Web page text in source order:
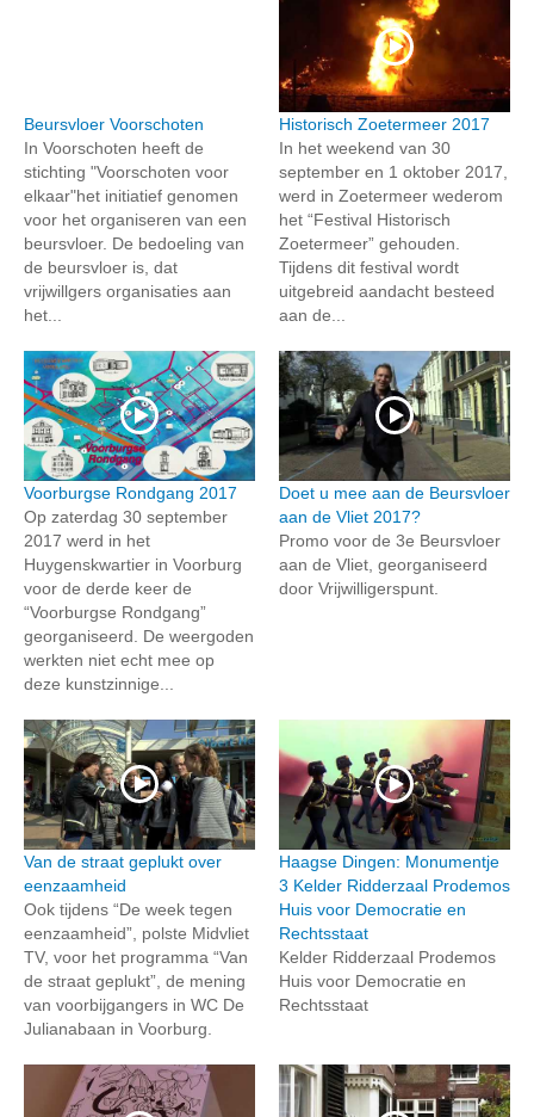
Beursvloer Voorschoten
In Voorschoten heeft de
stichting "Voorschoten voor
elkaar"het initiatief genomen
voor het organiseren van een
beursvloer. De bedoeling van
de beursvloer is, dat
vrijwillgers organisaties aan
het...
Historisch Zoetermeer 2017
In het weekend van 30
september en 1 oktober 2017,
werd in Zoetermeer wederom
het “Festival Historisch
Zoetermeer” gehouden.
Tijdens dit festival wordt
uitgebreid aandacht besteed
aan de...
Voorburgse Rondgang 2017
Op zaterdag 30 september
2017 werd in het
Huygenskwartier in Voorburg
voor de derde keer de
“Voorburgse Rondgang”
georganiseerd. De weergoden
werkten niet echt mee op
deze kunstzinnige...
Doet u mee aan de Beursvloer
aan de Vliet 2017?
Promo voor de 3e Beursvloer
aan de Vliet, georganiseerd
door Vrijwilligerspunt.
Van de straat geplukt over
eenzaamheid
Ook tijdens “De week tegen
eenzaamheid”, polste Midvliet
TV, voor het programma “Van
de straat geplukt”, de mening
van voorbijgangers in WC De
Julianabaan in Voorburg.
Haagse Dingen: Monumentje
3 Kelder Ridderzaal Prodemos
Huis voor Democratie en
Rechtsstaat
Kelder Ridderzaal Prodemos
Huis voor Democratie en
Rechtsstaat